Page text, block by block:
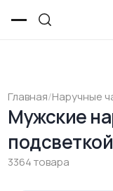
Главная/Наручные
Мужские
3364 товара